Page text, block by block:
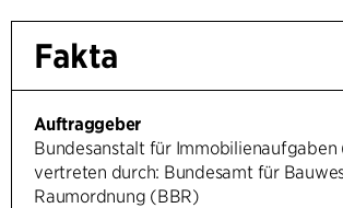
Fakta
Auftraggeber
Bundesanstalt für
vertreten durch: Bundesamt für
Raumordnung (BBR)